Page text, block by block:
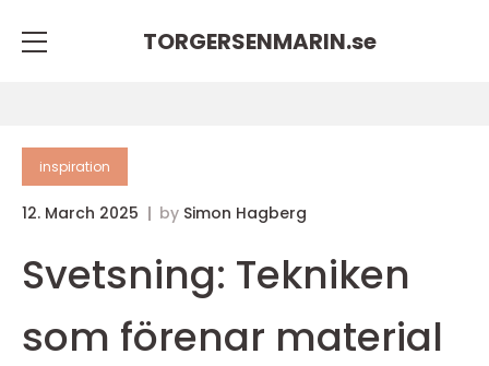
TORGERSENMARIN.se
inspiration
12. March 2025 by Simon Hagberg
Svetsning: Tekniken
som förenar material